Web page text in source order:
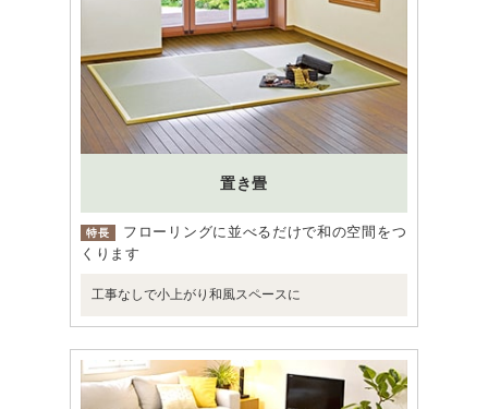
置き畳
特長
フローリングに並べるだけで和の空間をつ
くります
工事なしで小上がり和風スペースに